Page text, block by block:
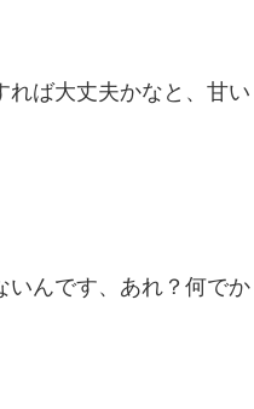
れば大丈夫かなと、甘い
いんです、あれ？何でか